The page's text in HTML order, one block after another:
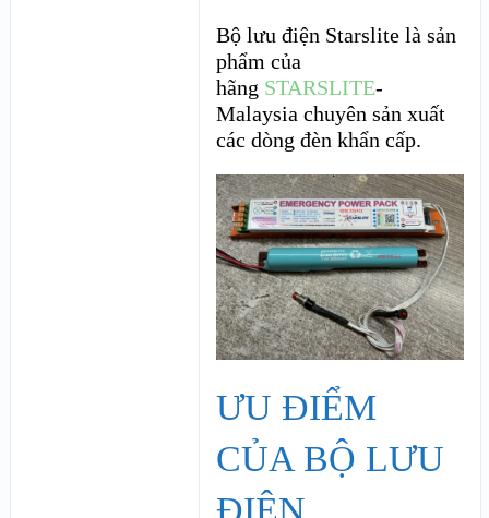
Bộ lưu điện Starslite là sản
phẩm của
hãng STARSLITE-
Malaysia chuyên sản xuất
các dòng đèn khẩn cấp.
ƯU ĐIỂM
CỦA BỘ LƯU
ĐIỆN